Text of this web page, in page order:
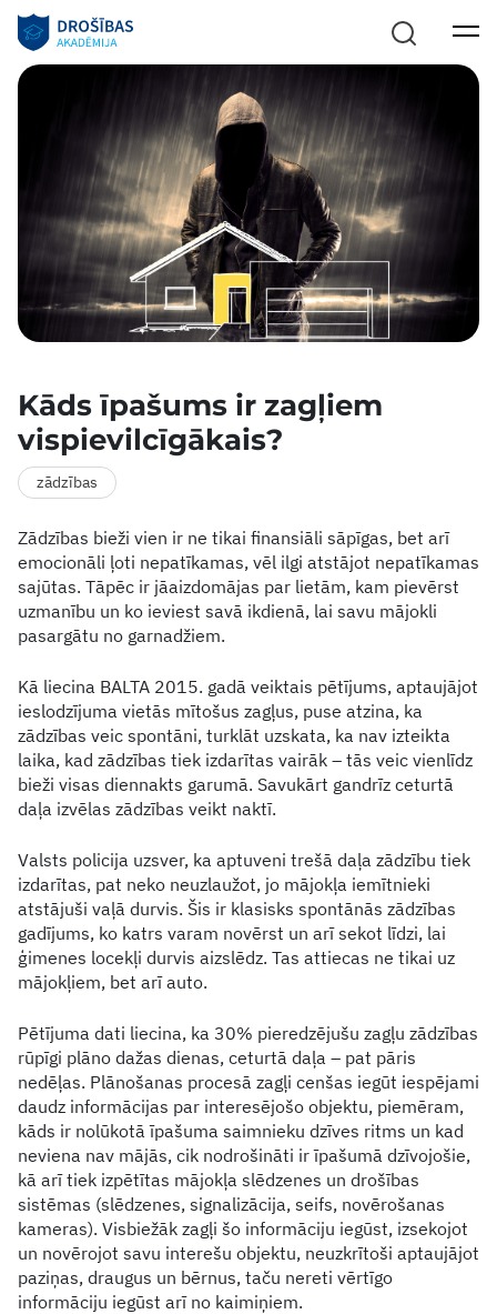
Kāds īpašums ir zagļiem
vispievilcīgākais?
zādzības
Zādzības bieži vien ir ne tikai finansiāli sāpīgas, bet arī
emocionāli ļoti nepatīkamas, vēl ilgi atstājot nepatīkamas
sajūtas. Tāpēc ir jāaizdomājas par lietām, kam pievērst
uzmanību un ko ieviest savā ikdienā, lai savu mājokli
pasargātu no garnadžiem.
Kā liecina BALTA 2015. gadā veiktais pētījums, aptaujājot
ieslodzījuma vietās mītošus zagļus, puse atzina, ka
zādzības veic spontāni, turklāt uzskata, ka nav izteikta
laika, kad zādzības tiek izdarītas vairāk – tās veic vienlīdz
bieži visas diennakts garumā. Savukārt gandrīz ceturtā
daļa izvēlas zādzības veikt naktī.
Valsts policija uzsver, ka aptuveni trešā daļa zādzību tiek
izdarītas, pat neko neuzlaužot, jo mājokļa iemītnieki
atstājuši vaļā durvis. Šis ir klasisks spontānās zādzības
gadījums, ko katrs varam novērst un arī sekot līdzi, lai
ģimenes locekļi durvis aizslēdz. Tas attiecas ne tikai uz
mājokļiem, bet arī auto.
Pētījuma dati liecina, ka 30% pieredzējušu zagļu zādzības
rūpīgi plāno dažas dienas, ceturtā daļa – pat pāris
nedēļas. Plānošanas procesā zagļi cenšas iegūt iespējami
daudz informācijas par interesējošo objektu, piemēram,
kāds ir nolūkotā īpašuma saimnieku dzīves ritms un kad
neviena nav mājās, cik nodrošināti ir īpašumā dzīvojošie,
kā arī tiek izpētītas mājokļa slēdzenes un drošības
sistēmas (slēdzenes, signalizācija, seifs, novērošanas
kameras). Visbiežāk zagļi šo informāciju iegūst, izsekojot
un novērojot savu interešu objektu, neuzkrītoši aptaujājot
paziņas, draugus un bērnus, taču nereti vērtīgo
informāciju iegūst arī no kaimiņiem.